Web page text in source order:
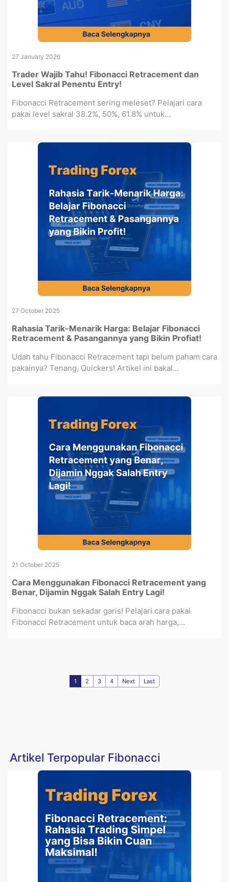
27 January 2026
Trader Wajib Tahu! Fibonacci Retracement dan
Level Sakral Penentu Entry!
Fibonacci Retracement sering meleset? Pelajari cara
pakai level sakral 38.2%, 50%, 61.8% untuk...
27 October 2025
Rahasia Tarik-Menarik Harga: Belajar Fibonacci
Retracement & Pasangannya yang Bikin Profiat!
Udah tahu Fibonacci Retracement tapi belum paham cara
pakainya? Tenang, Quickers! Artikel ini bakal...
21 October 2025
Cara Menggunakan Fibonacci Retracement yang
Benar, Dijamin Nggak Salah Entry Lagi!
Fibonacci bukan sekadar garis! Pelajari cara pakai
Fibonacci Retracement untuk baca arah harga,...
1 2 3 4 Next Last
Artikel Terpopular Fibonacci